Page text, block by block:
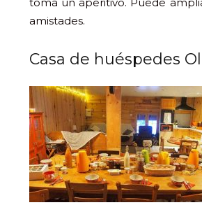
amistades.
Casa de huéspedes